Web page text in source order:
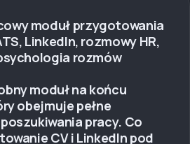
moduł przygotowania
LinkedIn, rozmowy HR,
rozmów
moduł na końcu
obejmuje pełne
pracy. Co
CV i LinkedIn pod